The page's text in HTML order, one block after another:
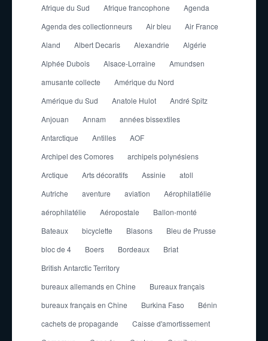
Afrique du Sud
Afrique francophone
Agenda
Agenda des collectionneurs
Air bleu
Air France
Aland
Albert Decaris Alexandrie
Algérie
Alphée Dubois
Alsace-Lorraine
Amundsen
amusante collecte
Amérique du Nord
Amérique du Sud
Anatole Hulot
André Spitz
Anjouan
Annam
années bissextiles
Antarctique
Antilles
AOF
Archipel des Comores
archipels polynésiens
Arctique
Arts décoratifs Assinie
atoll
Autriche
aventure aviation
Aérophilatlélie
aérophilatélie
Aéropostale
Ballon-monté
Bateaux
bicyclette Blasons
Bleu de Prusse
bloc de 4
Boers Bordeaux
Briat
British Antarctic Territory
bureaux allemands en Chine
Bureaux français
bureaux français en Chine
Burkina Faso
Bénin
cachets de propagande
Caisse d'amortissement